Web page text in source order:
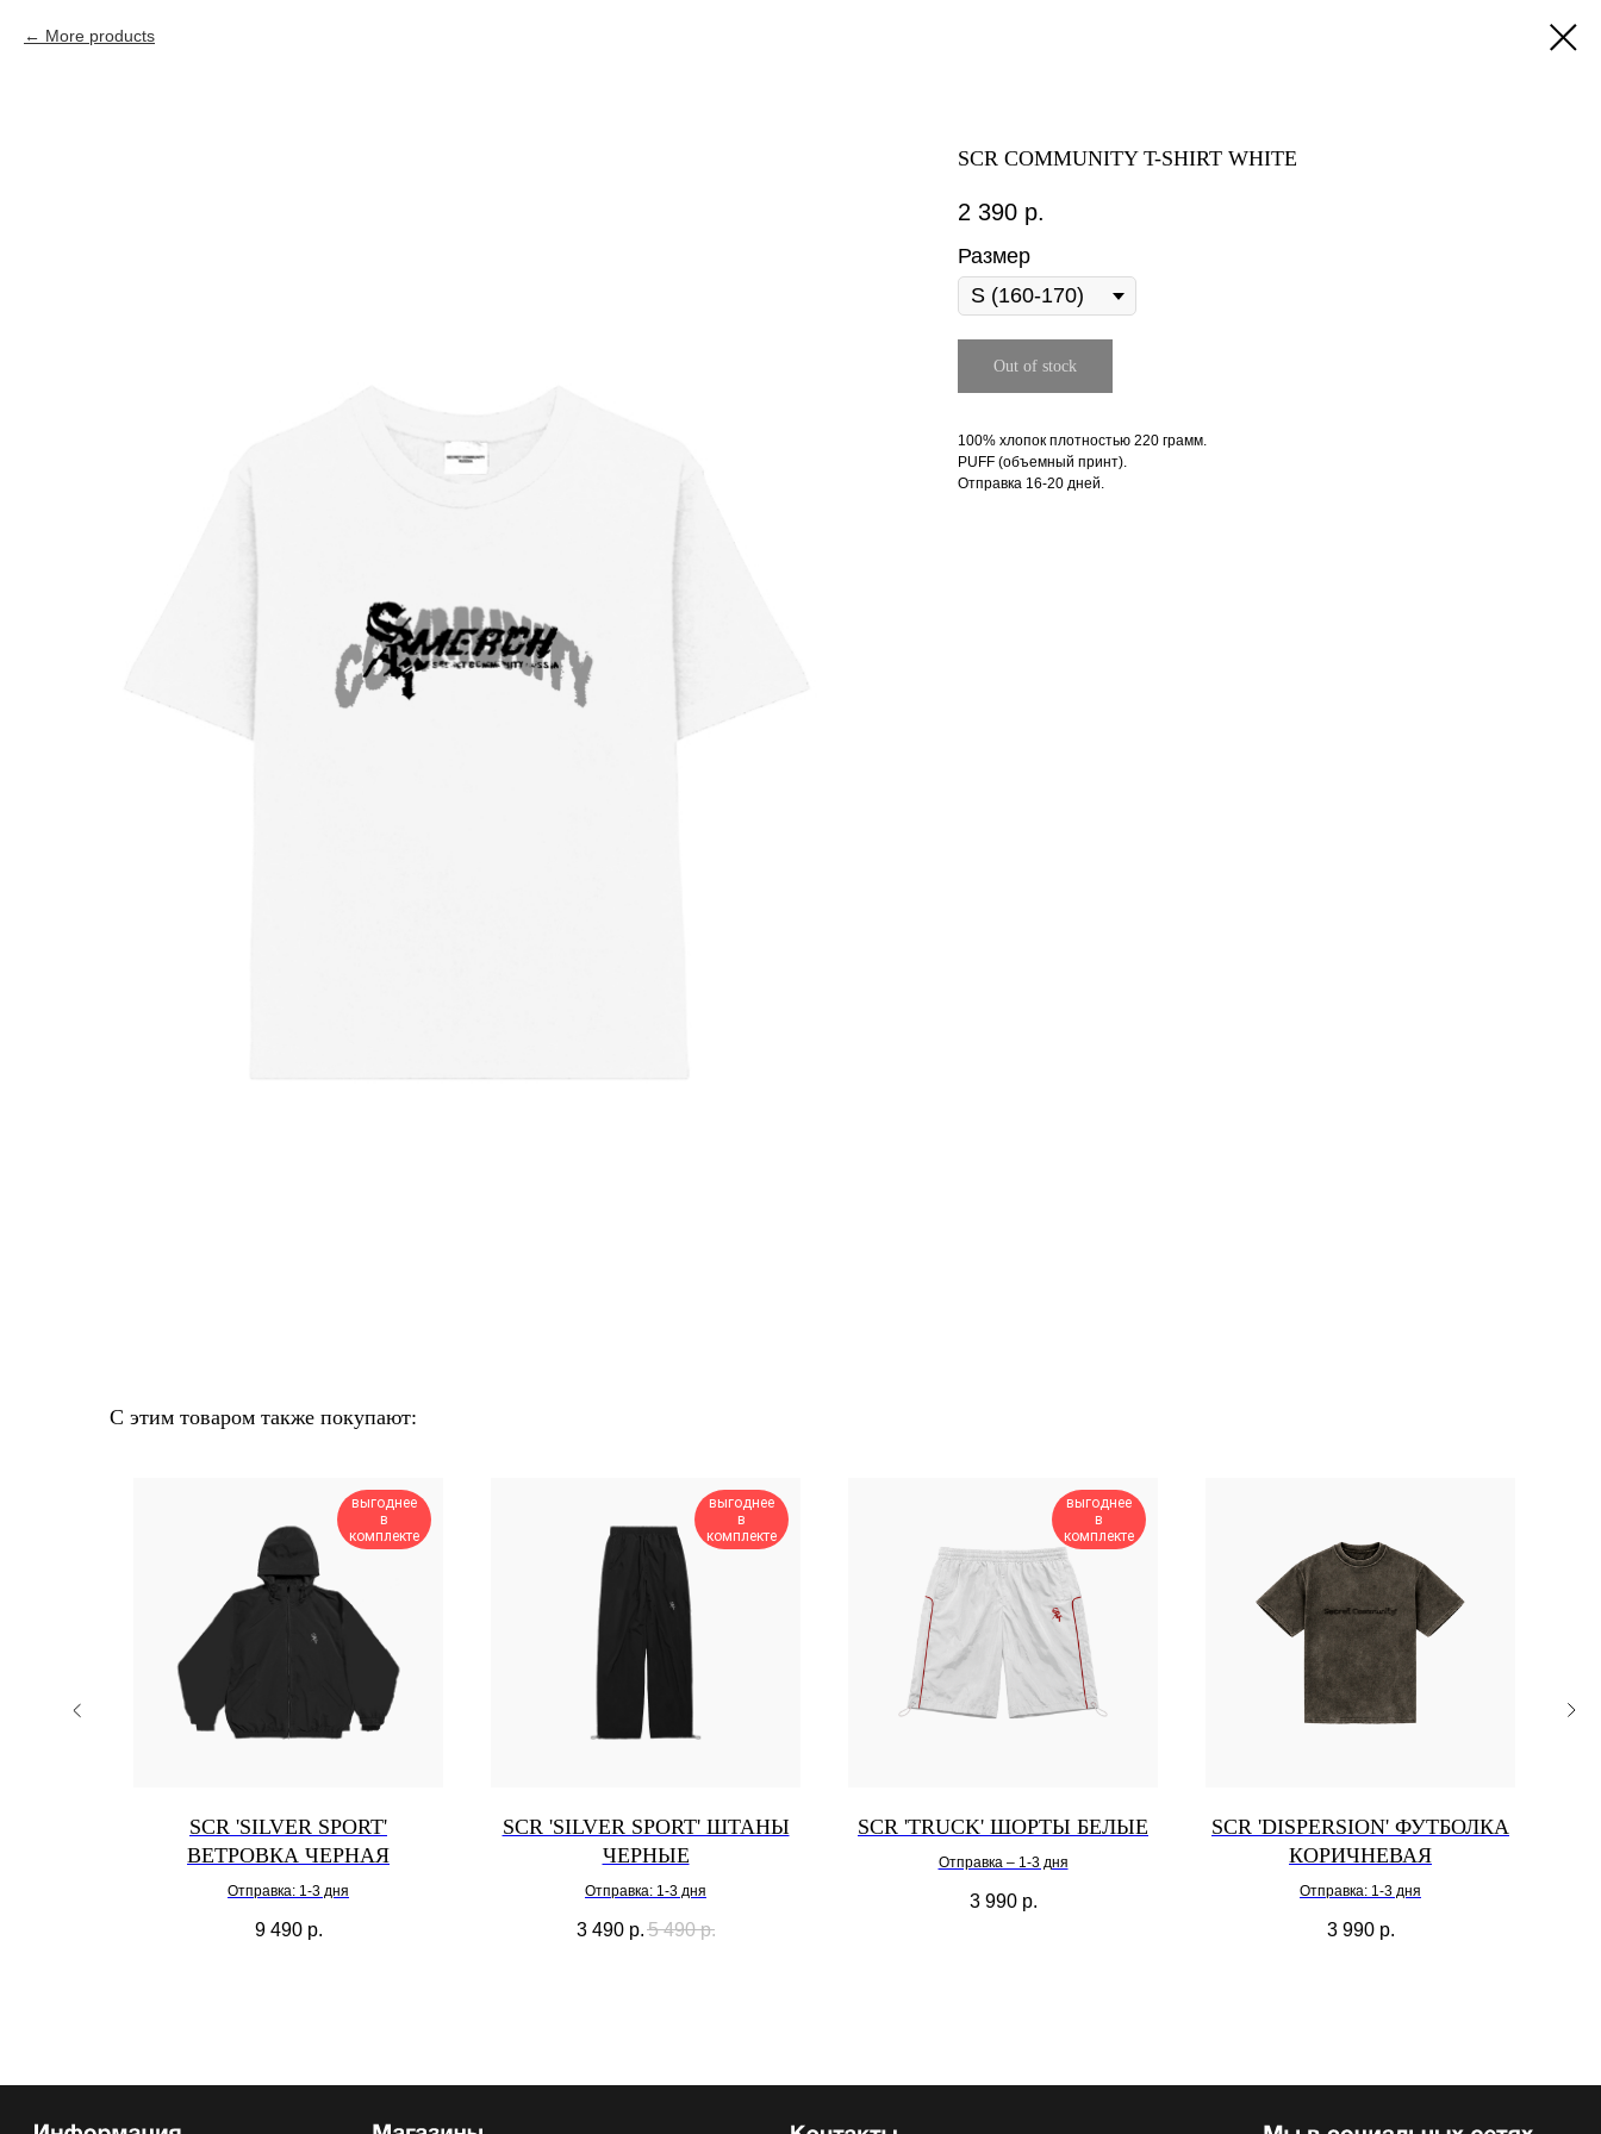
More products
SCR COMMUNITY T-SHIRT WHITE
2 390 р.
Размер
Out of stock
100% хлопок плотностью 220 грамм.
PUFF (объемный принт).
Отправка 16-20 дней.
С этим товаром также покупают:
выгоднее
в
комплекте
SCR 'SILVER SPORT'
ВЕТРОВКА ЧЕРНАЯ
Отправка: 1-3 дня
9 490 р.
выгоднее
в
комплекте
SCR 'SILVER SPORT' ШТАНЫ
ЧЕРНЫЕ
Отправка: 1-3 дня
3 490 р. 5 490 р.
выгоднее
в
комплекте
SCR 'TRUCK' ШОРТЫ БЕЛЫЕ
Отправка – 1-3 дня
3 990 р.
SCR 'DISPERSION' ФУТБОЛКА
КОРИЧНЕВАЯ
Отправка: 1-3 дня
3 990 р.